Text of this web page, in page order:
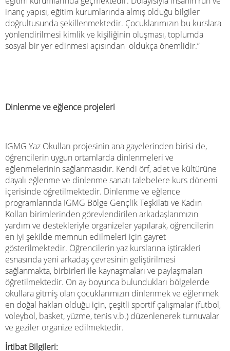
inanç yapısı, eğitim kurumlarında almış olduğu bilgiler
doğrultusunda şekillenmektedir. Çocuklarımızın bu kurslara
yönlendirilmesi kimlik ve kişiliğinin oluşması, toplumda
sosyal bir yer edinmesi açısından oldukça önemlidir.”
Dinlenme ve eğlence projeleri
IGMG Yaz Okulları projesinin ana gayelerinden birisi de,
öğrencilerin uygun ortamlarda dinlenmeleri ve
eğlenmelerinin sağlanmasıdır. Kendi örf, adet ve kültürüne
dayalı eğlenme ve dinlenme sanatı talebelere kurs dönemi
içerisinde öğretilmektedir. Dinlenme ve eğlence
programlarında IGMG Bölge Gençlik Teşkilatı ve Kadın
Kolları birimlerinden görevlendirilen arkadaşlarımızın
yardım ve destekleriyle organizeler yapılarak, öğrencilerin
en iyi şekilde memnun edilmeleri için gayret
gösterilmektedir. Öğrencilerin yaz kurslarına iştirakleri
esnasında yeni arkadaş çevresinin geliştirilmesi
sağlanmakta, birbirleri ile kaynaşmaları ve paylaşmaları
öğretilmektedir. On ay boyunca bulundukları bölgelerde
okullara gitmiş olan çocuklarımızın dinlenmek ve eğlenmek
en doğal hakları olduğu için, çeşitli sportif çalışmalar (futbol,
voleybol, basket, yüzme, tenis v.b.) düzenlenerek turnuvalar
ve geziler organize edilmektedir.
İrtibat Bilgileri: